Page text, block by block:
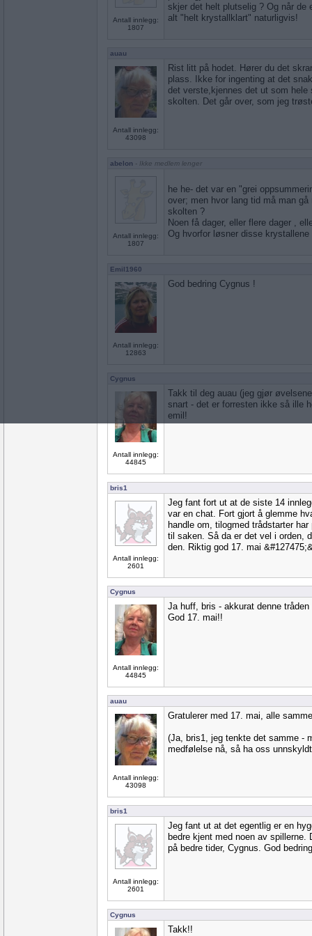
Antall innlegg:
1807
skjer det helt plutselig ? Og når de
alt "helt krystallklart" naturligvis!
auau
Antall innlegg:
43098
Rist litt på hodet. Hører du det
plass. Ikke for ingenting at det
det verste,kjennes det ut som hele
skolten. Det går over, som jeg
abelon - Ikke medlem lenger
Antall innlegg:
1807
he he- det var en "grei
over; men hvor lang tid må man
skolten ?
Noen få dager, eller flere dager ,
Og hvorfor løsner disse krystallene
Emil1960
Antall innlegg:
12863
God bedring Cygnus !
Cygnus
Antall innlegg:
44845
Takk til deg auau (jeg gjør
snart - det er forresten ikke så ille
emil!
bris1
Antall innlegg:
2601
Jeg fant fort ut at de siste 14
var en chat. Fort gjort å glemme
handle om, tilogmed trådstarter
til saken. Så da er det vel i orden,
den. Riktig god 17. mai
Cygnus
Antall innlegg:
44845
Ja huff, bris - akkurat denne
God 17. mai!!
auau
Antall innlegg:
43098
Gratulerer med 17. mai, alle
(Ja, bris1, jeg tenkte det samme -
medfølelse nå, så ha oss
bris1
Antall innlegg:
2601
Jeg fant ut at det egentlig er en
bedre kjent med noen av
på bedre tider, Cygnus. God
Cygnus
Takk!!